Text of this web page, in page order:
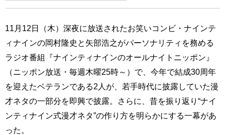
11月12日（木）深夜に放送されたお笑いコンビ・ナインテ
ィナインの岡村隆史と矢部浩之がパーソナリティを務める
ラジオ番組『ナインティナインのオールナイトニッポン』
（ニッポン放送・毎週木曜25時～）で、今年で結成30周年
を迎えたベテランである2人が、若手時代に披露していた漫
才ネタの一部分を即興で披露。さらに、昔を振り返り“ナイ
ンティナイン式漫才ネタ”の作り方を明らかにする一幕があ
った。